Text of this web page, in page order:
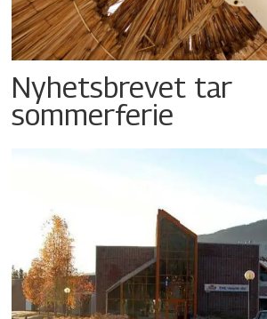
Nyhetsbrevet tar
sommerferie